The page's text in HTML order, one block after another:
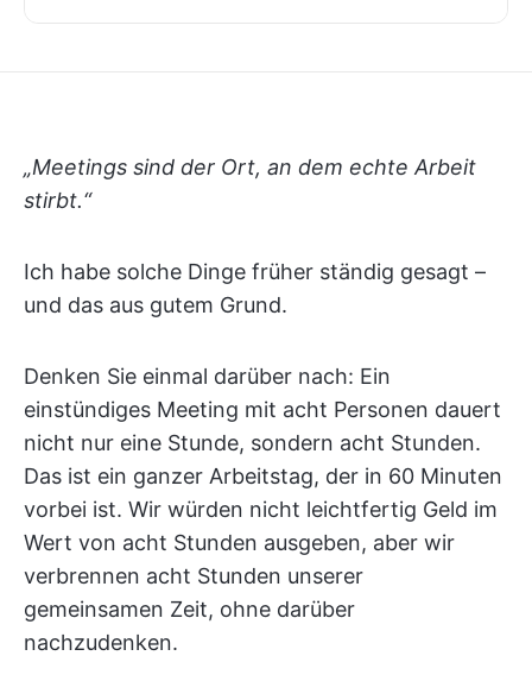
„Meetings sind der Ort, an dem echte Arbeit
stirbt.“
Ich habe solche Dinge früher ständig gesagt –
und das aus gutem Grund.
Denken Sie einmal darüber nach: Ein
einstündiges Meeting mit acht Personen dauert
nicht nur eine Stunde, sondern acht Stunden.
Das ist ein ganzer Arbeitstag, der in 60 Minuten
vorbei ist. Wir würden nicht leichtfertig Geld im
Wert von acht Stunden ausgeben, aber wir
verbrennen acht Stunden unserer
gemeinsamen Zeit, ohne darüber
nachzudenken.